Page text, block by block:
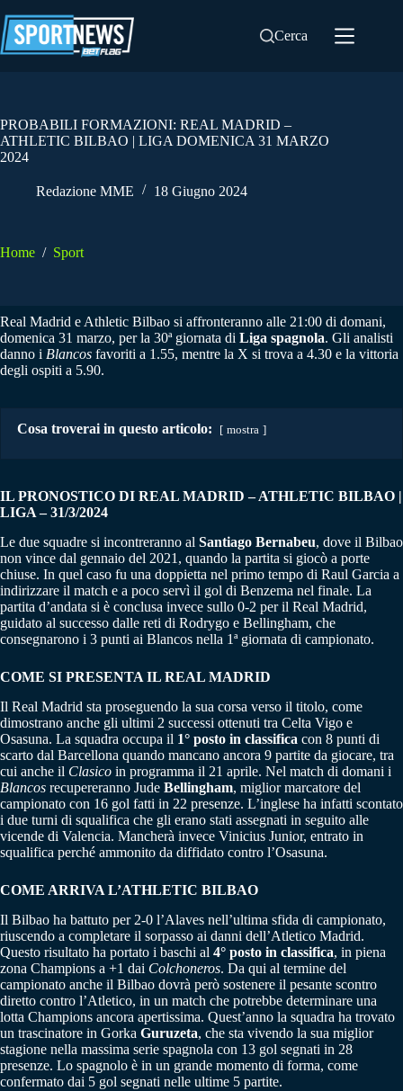
al
contenuto
Cerca
PROBABILI FORMAZIONI: REAL MADRID –
ATHLETIC BILBAO | LIGA DOMENICA 31 MARZO
2024
Redazione MME 18 Giugno 2024
Home / Sport
Real Madrid e Athletic Bilbao si affronteranno alle 21:00 di domani,
domenica 31 marzo, per la 30ª giornata di Liga spagnola. Gli analisti
danno i Blancos favoriti a 1.55, mentre la X si trova a 4.30 e la vittoria
degli ospiti a 5.90.
Cosa troverai in questo articolo: mostra
IL PRONOSTICO DI REAL MADRID – ATHLETIC BILBAO |
LIGA – 31/3/2024
Le due squadre si incontreranno al Santiago Bernabeu, dove il Bilbao
non vince dal gennaio del 2021, quando la partita si giocò a porte
chiuse. In quel caso fu una doppietta nel primo tempo di Raul Garcia a
indirizzare il match e a poco servì il gol di Benzema nel finale. La
partita d’andata si è conclusa invece sullo 0-2 per il Real Madrid,
guidato al successo dalle reti di Rodrygo e Bellingham, che
consegnarono i 3 punti ai Blancos nella 1ª giornata di campionato.
COME SI PRESENTA IL REAL MADRID
Il Real Madrid sta proseguendo la sua corsa verso il titolo, come
dimostrano anche gli ultimi 2 successi ottenuti tra Celta Vigo e
Osasuna. La squadra occupa il 1° posto in classifica con 8 punti di
scarto dal Barcellona quando mancano ancora 9 partite da giocare, tra
cui anche il Clasico in programma il 21 aprile. Nel match di domani i
Blancos recupereranno Jude Bellingham, miglior marcatore del
campionato con 16 gol fatti in 22 presenze. L’inglese ha infatti scontato
i due turni di squalifica che gli erano stati assegnati in seguito alle
vicende di Valencia. Mancherà invece Vinicius Junior, entrato in
squalifica perché ammonito da diffidato contro l’Osasuna.
COME ARRIVA L’ATHLETIC BILBAO
Il Bilbao ha battuto per 2-0 l’Alaves nell’ultima sfida di campionato,
riuscendo a completare il sorpasso ai danni dell’Atletico Madrid.
Questo risultato ha portato i baschi al 4° posto in classifica, in piena
zona Champions a +1 dai Colchoneros. Da qui al termine del
campionato anche il Bilbao dovrà però sostenere il pesante scontro
diretto contro l’Atletico, in un match che potrebbe determinare una
lotta Champions ancora apertissima. Quest’anno la squadra ha trovato
un trascinatore in Gorka Guruzeta, che sta vivendo la sua miglior
stagione nella massima serie spagnola con 13 gol segnati in 28
presenze. Lo spagnolo è in un grande momento di forma, come
confermato dai 5 gol segnati nelle ultime 5 partite.